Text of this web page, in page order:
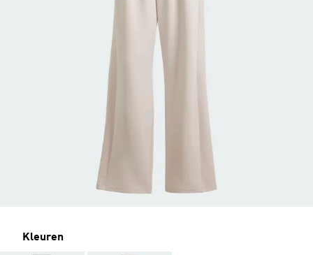
Kleuren